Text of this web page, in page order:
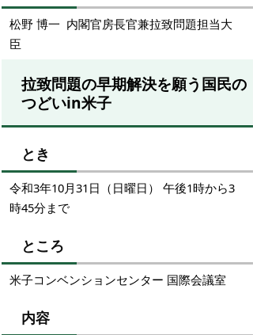
松野 博一 内閣官房長官兼拉致問題担当大
臣
拉致問題の早期解決を願う国民の
つどいin米子
とき
令和3年10月31日（日曜日） 午後1時から3
時45分まで
ところ
米子コンベンションセンター 国際会議室
内容